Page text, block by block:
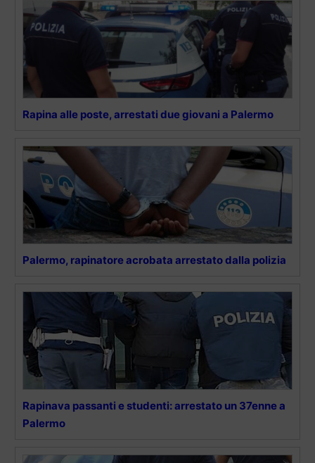
Rapina alle poste, arrestati due giovani a Palermo
Palermo, rapinatore acrobata arrestato dalla polizia
Rapinava passanti e studenti: arrestato un 37enne a
Palermo